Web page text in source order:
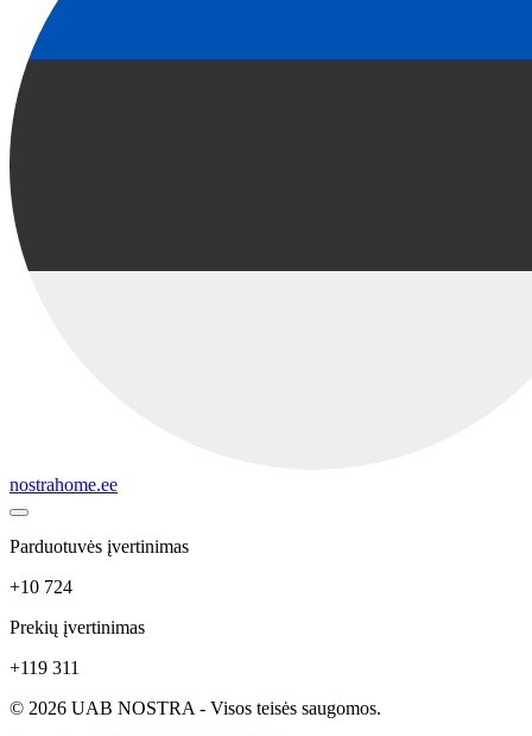
nostrahome.ee
Parduotuvės įvertinimas
+10 724
Prekių įvertinimas
+119 311
© 2026 UAB NOSTRA - Visos teisės saugomos.